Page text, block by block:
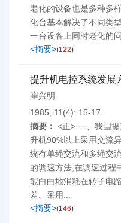
老化的设备也是多种多
化台基本解决了不同类
一台设备上同时老化的
<摘要>(122)
提升机电控系统发展
崔兴明
1985, 11(4): 15-17.
摘要： <正> 一、我国
升机90%以上采用交流
统有单绳交流和多绳交
的调速方法,在调速过程
能白白地消耗在转子电
差。采用...
<摘要>(146)